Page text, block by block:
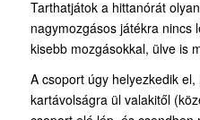
Tarthatjátok a hittanórát
nagymozgásos játékra nincs
kisebb mozgásokkal, ülve is
A csoport úgy helyezkedik
kartávolságra ül valakitől